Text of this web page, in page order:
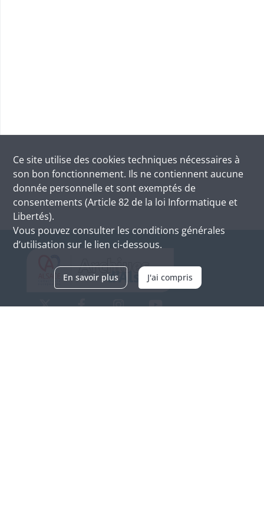
Ce site utilise des cookies techniques nécessaires à
son bon fonctionnement. Ils ne contiennent aucune
donnée personnelle et sont exemptés de
consentements (Article 82 de la loi Informatique et
Libertés).
Vous pouvez consulter les conditions générales
d’utilisation sur le lien ci-dessous.
En savoir plus J'ai compris